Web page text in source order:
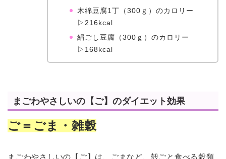
木綿豆腐1丁（300ｇ）のカロリー
▷216kcal
絹ごし豆腐（300ｇ）のカロリー
▷168kcal
まごわやさしいの【ご】のダイエット効果
ご＝ごま・雑穀
まごわやさしいの【ご】は、ごまなど、殻ごと食べる穀類